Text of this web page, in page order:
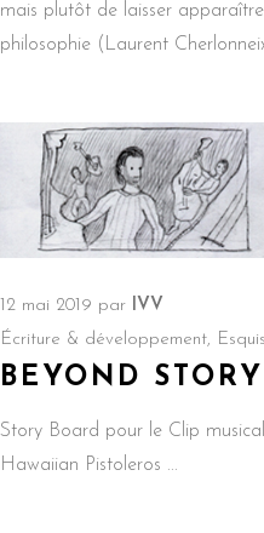
mais plutôt de laisser
philosophie (Laurent
12 mai 2019 par IVV
Écriture & développement,
BEYOND STORY
Story Board pour le Clip
Hawaiian Pistoleros